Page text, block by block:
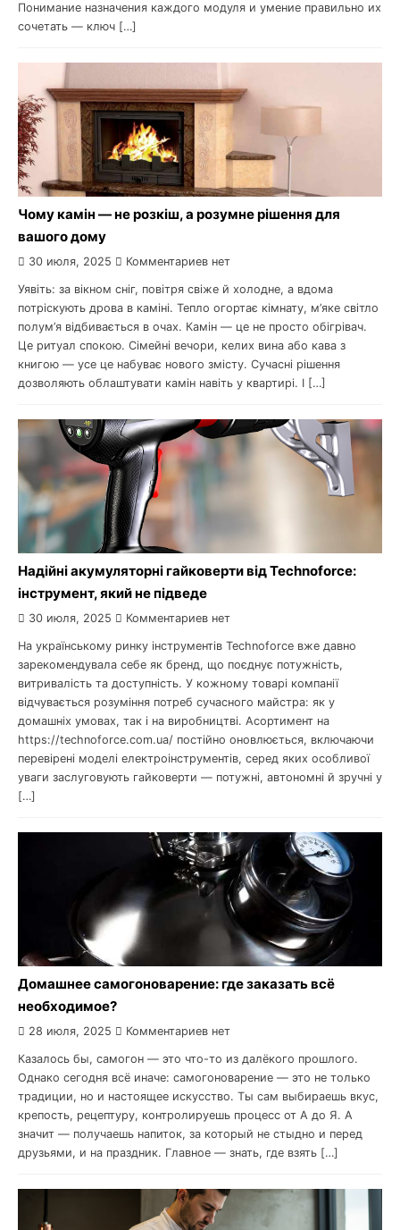
Понимание назначения каждого модуля и умение правильно их
сочетать — ключ […]
Чому камін — не розкіш, а розумне рішення для
вашого дому
30 июля, 2025 Комментариев нет
Уявіть: за вікном сніг, повітря свіже й холодне, а вдома
потріскують дрова в каміні. Тепло огортає кімнату, м’яке світло
полум’я відбивається в очах. Камін — це не просто обігрівач.
Це ритуал спокою. Сімейні вечори, келих вина або кава з
книгою — усе це набуває нового змісту. Сучасні рішення
дозволяють облаштувати камін навіть у квартирі. І […]
Надійні акумуляторні гайковерти від Technoforce:
інструмент, який не підведе
30 июля, 2025 Комментариев нет
На українському ринку інструментів Technoforce вже давно
зарекомендувала себе як бренд, що поєднує потужність,
витривалість та доступність. У кожному товарі компанії
відчувається розуміння потреб сучасного майстра: як у
домашніх умовах, так і на виробництві. Асортимент на
https://technoforce.com.ua/ постійно оновлюється, включаючи
перевірені моделі електроінструментів, серед яких особливої
уваги заслуговують гайковерти — потужні, автономні й зручні у
[…]
Домашнее самогоноварение: где заказать всё
необходимое?
28 июля, 2025 Комментариев нет
Казалось бы, самогон — это что-то из далёкого прошлого.
Однако сегодня всё иначе: самогоноварение — это не только
традиции, но и настоящее искусство. Ты сам выбираешь вкус,
крепость, рецептуру, контролируешь процесс от А до Я. А
значит — получаешь напиток, за который не стыдно и перед
друзьями, и на праздник. Главное — знать, где взять […]